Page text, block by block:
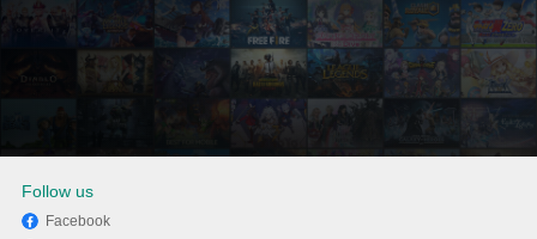
Follow us
Facebook